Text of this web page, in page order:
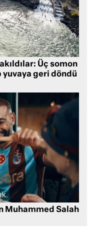
Üç somon
yuvaya geri döndü
Muhammed Salah